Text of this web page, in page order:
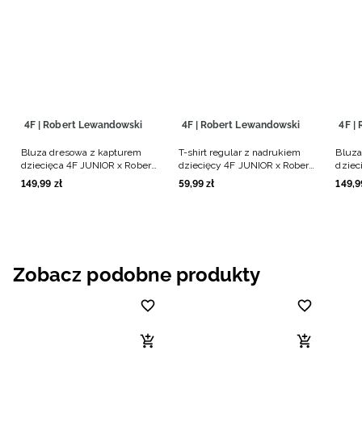
4F | Robert Lewandowski
Bluza dresowa z kapturem
dziecięca 4F JUNIOR x Robert
Lewandowski - czarna
149,99 zł
4F | Robert Lewandowski
T-shirt regular z nadrukiem
dziecięcy 4F JUNIOR x Robert
Lewandowski - czarny
59,99 zł
4F |
149,
Zobacz podobne produkty